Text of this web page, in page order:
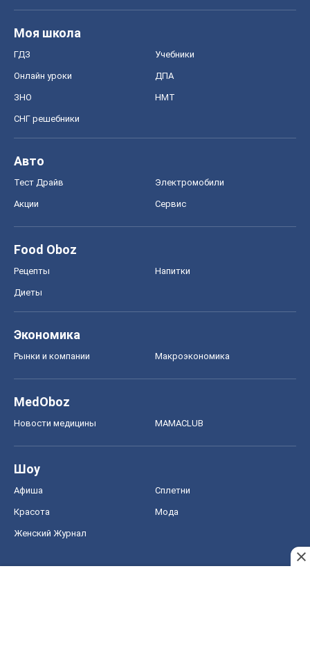
Моя школа
ГДЗ Учебники
Онлайн уроки ДПА
ЗНО НМТ
СНГ решебники
Авто
Тест Драйв Электромобили
Акции Сервис
Food Oboz
Рецепты Напитки
Диеты
Экономика
Рынки и компании Mакроэкономика
MedOboz
Новости медицины MAMACLUB
Шоу
Афиша Сплетни
Красота Мода
Женский Журнал